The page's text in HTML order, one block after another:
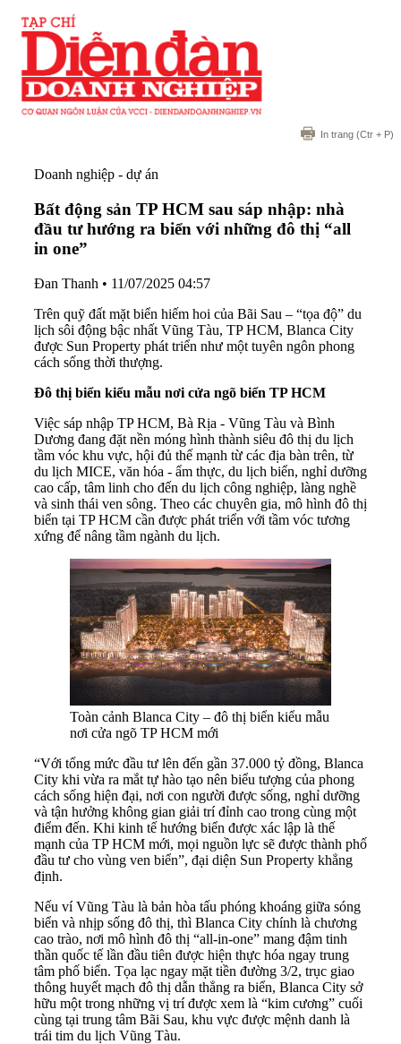
In trang (Ctr + P)
Doanh nghiệp - dự án
Bất động sản TP HCM sau sáp nhập: nhà
đầu tư hướng ra biển với những đô thị “all
in one”
Đan Thanh • 11/07/2025 04:57
Trên quỹ đất mặt biển hiếm hoi của Bãi Sau – “tọa độ” du
lịch sôi động bậc nhất Vũng Tàu, TP HCM, Blanca City
được Sun Property phát triển như một tuyên ngôn phong
cách sống thời thượng.
Đô thị biển kiểu mẫu nơi cửa ngõ biển TP HCM
Việc sáp nhập TP HCM, Bà Rịa - Vũng Tàu và Bình
Dương đang đặt nền móng hình thành siêu đô thị du lịch
tầm vóc khu vực, hội đủ thế mạnh từ các địa bàn trên, từ
du lịch MICE, văn hóa - ẩm thực, du lịch biển, nghỉ dưỡng
cao cấp, tâm linh cho đến du lịch công nghiệp, làng nghề
và sinh thái ven sông. Theo các chuyên gia, mô hình đô thị
biển tại TP HCM cần được phát triển với tầm vóc tương
xứng để nâng tầm ngành du lịch.
Toàn cảnh Blanca City – đô thị biển kiểu mẫu
nơi cửa ngõ TP HCM mới
“Với tổng mức đầu tư lên đến gần 37.000 tỷ đồng, Blanca
City khi vừa ra mắt tự hào tạo nên biểu tượng của phong
cách sống hiện đại, nơi con người được sống, nghỉ dưỡng
và tận hưởng không gian giải trí đỉnh cao trong cùng một
điểm đến. Khi kinh tế hướng biển được xác lập là thế
mạnh của TP HCM mới, mọi nguồn lực sẽ được thành phố
đầu tư cho vùng ven biển”, đại diện Sun Property khẳng
định.
Nếu ví Vũng Tàu là bản hòa tấu phóng khoáng giữa sóng
biển và nhịp sống đô thị, thì Blanca City chính là chương
cao trào, nơi mô hình đô thị “all-in-one” mang đậm tinh
thần quốc tế lần đầu tiên được hiện thực hóa ngay trung
tâm phố biển. Tọa lạc ngay mặt tiền đường 3/2, trục giao
thông huyết mạch đô thị dẫn thẳng ra biển, Blanca City sở
hữu một trong những vị trí được xem là “kim cương” cuối
cùng tại trung tâm Bãi Sau, khu vực được mệnh danh là
trái tim du lịch Vũng Tàu.